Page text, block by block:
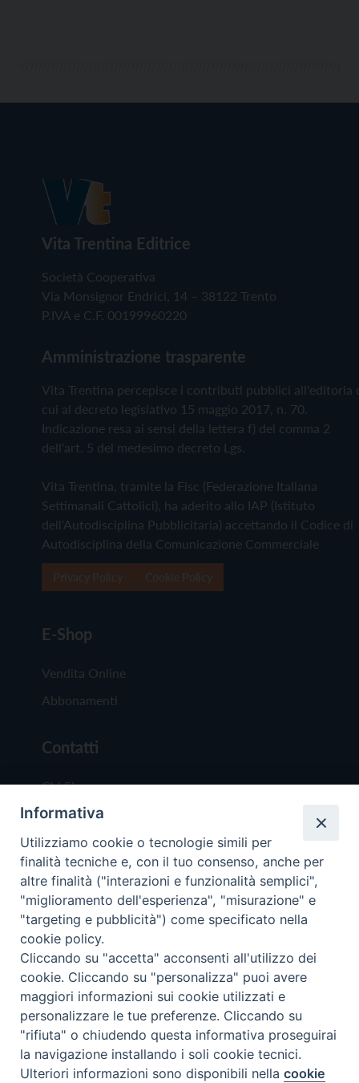
Vita Trentina Editrice
Società Cooperativa
Via Monsignor Endrici, 14 – 38122 Trento
P.IVA e C.F. 00199960220
Amministrazione trasparente
Vita Trentina percepisce i contributi pubblici all'editoria
cui al decreto legislativo 15 maggio 2017, n. 70.
Indicazione resa ai sensi della lettera f) del comma 2
dell'art. 5 del medesimo decreto Lgs.
Vita Trentina, tramite la Fisc (Federazione Italiana
Settimanali Cattolici), ha aderito allo IAP (Istituto
dell'Autodisciplina Pubblicitaria) accettando il Codice di
Autodisciplina della Comunicazione Commerciale
E-Shop
Vendita Online
Abbonamenti
Contatti
Chi Siamo
Redazione
Scrivici
Copyright © 2019 - Tutti i diritti riservati - Vita
Trentina Editrice
Privacy Policy
Torna
Preferenze Cookie
Informativa
Utilizziamo cookie o tecnologie simili per
finalità tecniche e, con il tuo consenso, anche per
altre finalità ("interazioni e funzionalità semplici",
"miglioramento dell'esperienza", "misurazione" e
"targeting e pubblicità") come specificato nella
cookie policy.
Cliccando su "accetta" acconsenti all'utilizzo dei
cookie. Cliccando su "personalizza" puoi avere
maggiori informazioni sui cookie utilizzati e
personalizzare le tue preferenze. Cliccando su
"rifiuta" o chiudendo questa informativa proseguirai
la navigazione installando i soli cookie tecnici.
Ulteriori informazioni sono disponibili nellacookie